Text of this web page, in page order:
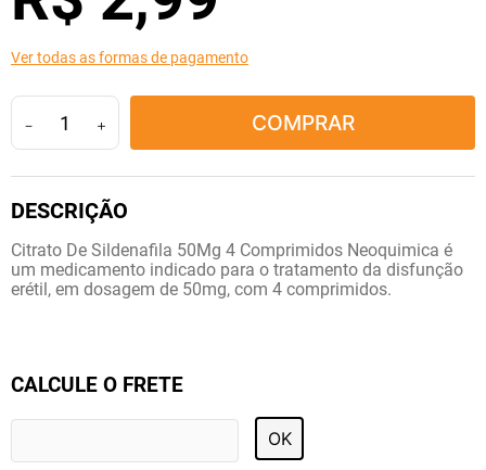
Ver todas as formas de pagamento
＋
－ COMPRAR
Citrato De Sildenafila 50Mg 4 Comprimidos Neoquimica é
um medicamento indicado para o tratamento da disfunção
erétil, em dosagem de 50mg, com 4 comprimidos.
CALCULE O FRETE
OK
10
soro fisiológico